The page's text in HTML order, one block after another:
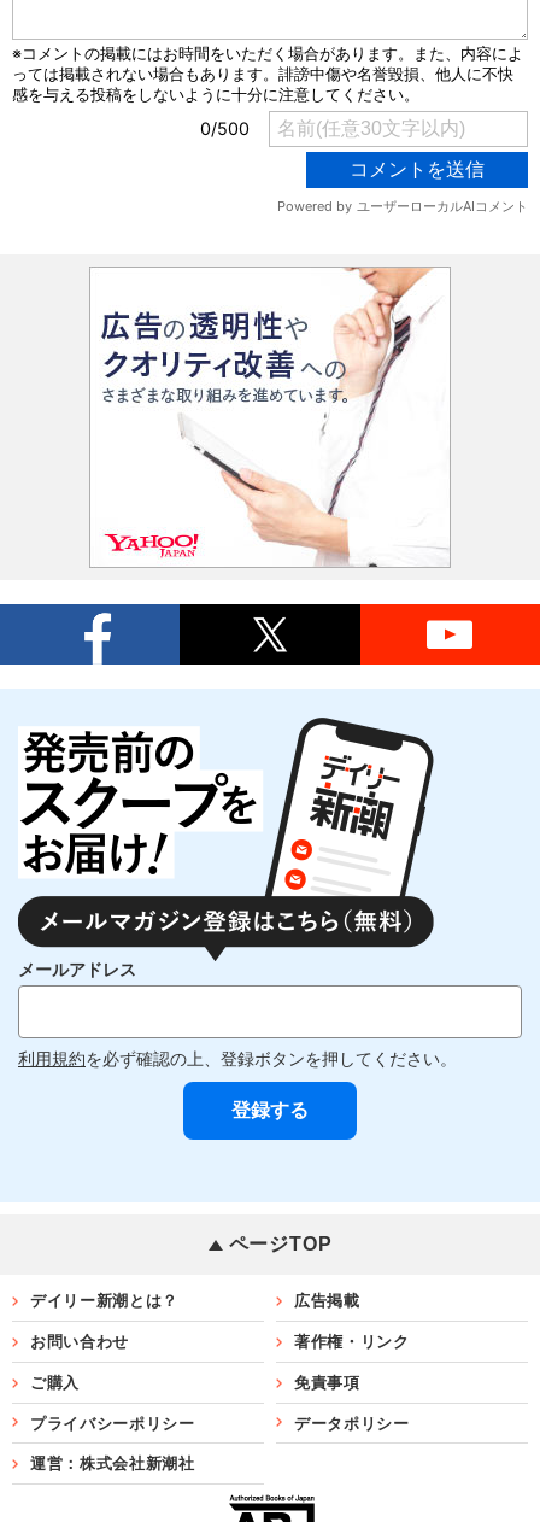
メールアドレス
利用規約を必ず確認の上、登録ボタンを押してください。
ページTOP
デイリー新潮とは？ 広告掲載
お問い合わせ 著作権・リンク
ご購入 免責事項
プライバシーポリシー データポリシー
運営：株式会社新潮社